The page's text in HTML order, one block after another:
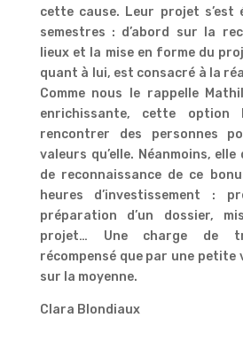
cette cause. Leur projet s’est
semestres : d’abord sur la
lieux et la mise en forme du
quant à lui, est consacré à la
Comme nous le rappelle
enrichissante, cette
rencontrer des personnes
valeurs qu’elle. Néanmoins,
de reconnaissance de ce
heures d’investissement :
préparation d’un dossier,
projet… Une charge de
récompensé que par une petite
sur la moyenne.
Clara Blondiaux